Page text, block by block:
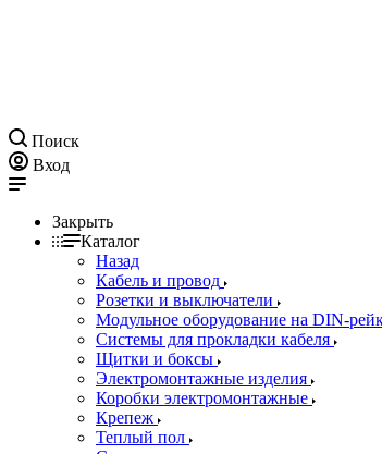
Поиск
Вход
Закрыть
Каталог
Назад
Кабель и провод
Розетки и выключатели
Модульное оборудование на DIN-
Системы для прокладки кабеля
Щитки и боксы
Электромонтажные изделия
Коробки электромонтажные
Крепеж
Теплый пол